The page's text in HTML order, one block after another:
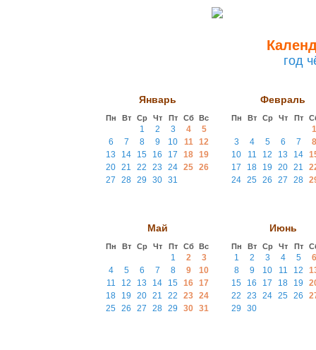
год
Январь
Пн Вт Ср Чт Пт Сб Вс
1 2 3 4
5
6
7 8 9 10 11
12
13
14 15 16 17 18 19
20 21 22 23 24 25 26
27
28 29 30 31
Февраль
Пн Вт Ср Чт Пт
1
3
4 5 6 7
8
10
11 12 13 14
17
18 19 20 21
24 25 26 27 28
Май
Пн Вт Ср Чт Пт Сб Вс
1 2
3
4
5 6 7 8 9
10
11
12 13 14 15 16 17
18
19 20 21 22 23 24
25
26 27 28 29 30 31
Июнь
Пн Вт Ср Чт Пт
1 2 3 4 5
6
8
9 10 11 12
15
16 17 18 19
22
23 24 25 26
29
30